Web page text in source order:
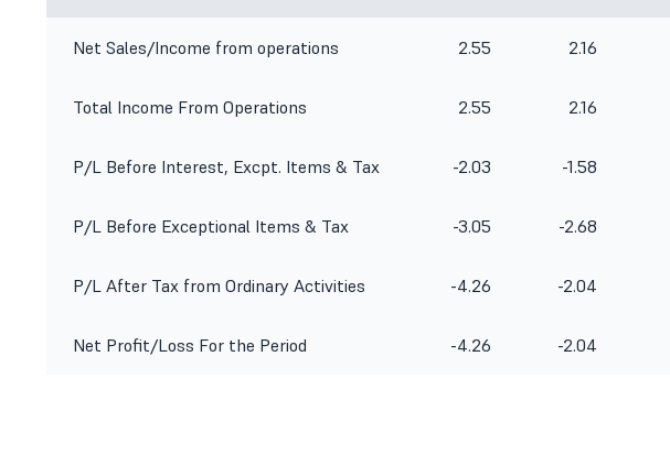
Net Sales/Income from operations 2.55 2.16
Total Income From Operations 2.55 2.16
P/L Before Interest, Excpt. Items & Tax -2.03 -1.58
P/L Before Exceptional Items & Tax -3.05 -2.68
P/L After Tax from Ordinary Activities -4.26 -2.04
Net Profit/Loss For the Period -4.26 -2.04